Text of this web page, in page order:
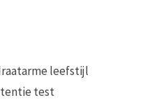
leefstijl
test